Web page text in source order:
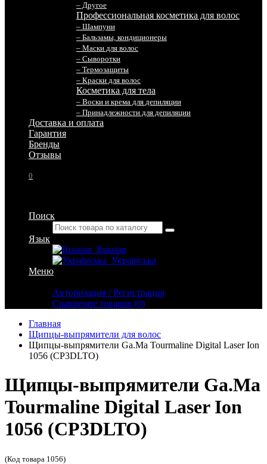
– Другое
Профессиональная косметика для волос
– Шампуни
– Бальзамы, кондиционеры
– Маски для волос
– Сыворотки
– Термозащиты
– Краски для волос
Косметика для тела
– Воски и крема для депиляции
– Принадлежности для депиляции
Доставка и оплата
Гарантия
Бренды
Отзывы
0
Поиск
Язык
Russian
Українська
Меню
Авторизация / Регистрация
Сравнение товаров (0)
Главная
Щипцы-выпрямители для волос
Щипцы-выпрямители Ga.Ma Tourmaline Digital Laser Ion
1056 (CP3DLTO)
Щипцы-выпрямители Ga.Ma
Tourmaline Digital Laser Ion
1056 (CP3DLTO)
(Код товара 1056)